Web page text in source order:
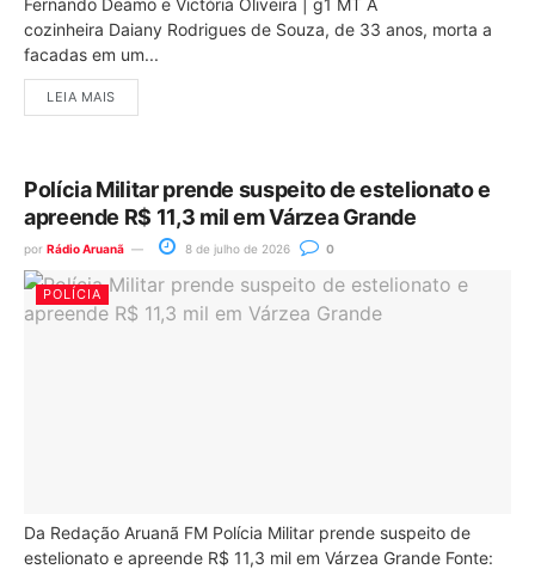
cozinheira Daiany Rodrigues de Souza, de 33 anos, morta a
facadas em um...
LEIA MAIS
Polícia Militar prende suspeito de estelionato e
apreende R$ 11,3 mil em Várzea Grande
por Rádio Aruanã 8 de julho de 2026 0
POLÍCIA
Da Redação Aruanã FM Polícia Militar prende suspeito de
estelionato e apreende R$ 11,3 mil em Várzea Grande Fonte: